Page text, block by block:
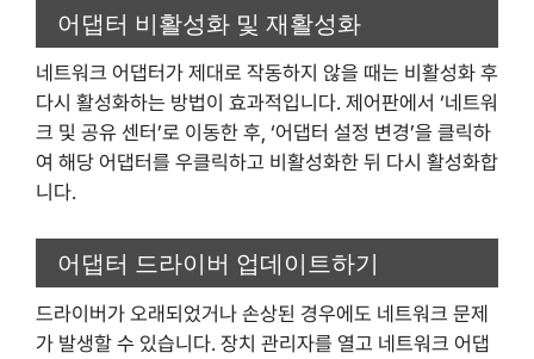
어댑터 비활성화 및 재활성화
네트워크 어댑터가 제대로 작동하지 않을 때는 비활성화 후
다시 활성화하는 방법이 효과적입니다. 제어판에서 ‘네트워
크 및 공유 센터’로 이동한 후, ‘어댑터 설정 변경’을 클릭하
여 해당 어댑터를 우클릭하고 비활성화한 뒤 다시 활성화합
니다.
어댑터 드라이버 업데이트하기
드라이버가 오래되었거나 손상된 경우에도 네트워크 문제
가 발생할 수 있습니다. 장치 관리자를 열고 네트워크 어댑